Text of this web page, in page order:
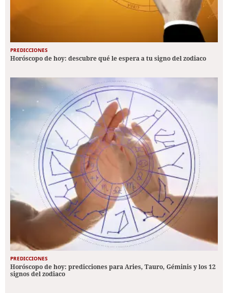
PREDICCIONES
Horóscopo de hoy: descubre qué le espera a tu signo del zodiaco
PREDICCIONES
Horóscopo de hoy: predicciones para Aries, Tauro, Géminis y los 12
signos del zodiaco